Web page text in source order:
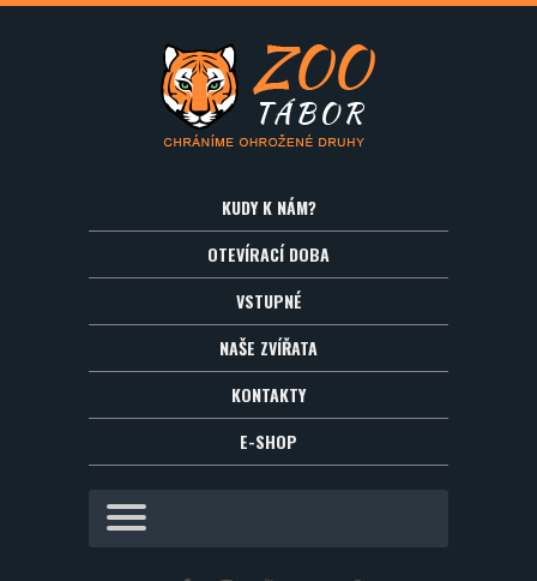
KUDY K NÁM?
OTEVÍRACÍ DOBA
VSTUPNÉ
NAŠE ZVÍŘATA
KONTAKTY
E-SHOP